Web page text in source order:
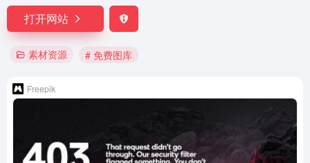
打开网站
素材资源 # 免费图库
Freepik